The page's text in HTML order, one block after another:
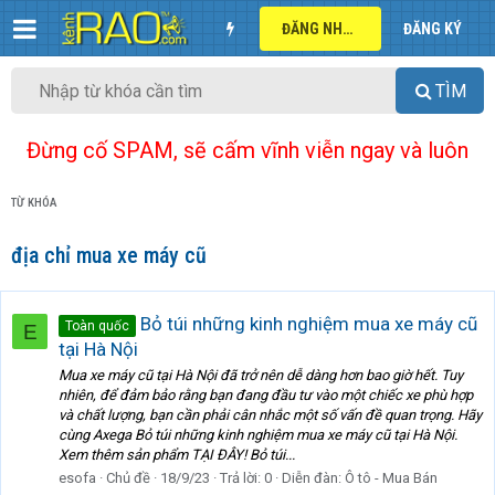
ĐĂNG NHẬP ĐĂNG KÝ
TÌM
Đừng cố SPAM, sẽ cấm vĩnh viễn ngay và luôn
TỪ KHÓA
địa chỉ mua xe máy cũ
E Toàn quốc
Bỏ túi những kinh nghiệm mua xe máy cũ
tại Hà Nội
Mua xe máy cũ tại Hà Nội đã trở nên dễ dàng hơn bao giờ hết. Tuy
nhiên, để đảm bảo rằng bạn đang đầu tư vào một chiếc xe phù hợp
và chất lượng, bạn cần phải cân nhắc một số vấn đề quan trọng. Hãy
cùng Axega Bỏ túi những kinh nghiệm mua xe máy cũ tại Hà Nội.
Xem thêm sản phẩm TẠI ĐÂY! Bỏ túi...
esofa
Chủ đề 18/9/23 Trả lời: 0 Diễn đàn: Ô tô - Mua Bán